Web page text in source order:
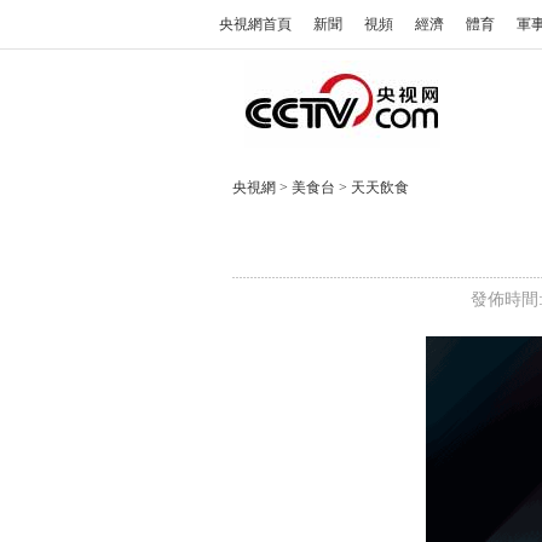
央視網首頁 新聞 視頻 經濟 體育 軍
央視網 > 美食台 > 天天飲食
發佈時